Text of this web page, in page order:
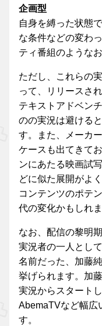
企画型
自身を縛った状態
な条件などの変わ
ティ番組のような
ただし、これらの
って、リリースさ
テキストアドベン
のの実況は避ける
す。また、メーカ
ケースも出てきて
ンにあたる映画試
どに似た展開がよ
コンテンツのポテ
代の変化かもしれま
なお、配信の黎明
実況者の一人とし
名前だった、加藤
挙げられます。加
実況からスタート
AbemaTVなど幅広
す。